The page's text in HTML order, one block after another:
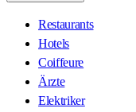
Restaurants
Hotels
Coiffeure
Ärzte
Elektriker